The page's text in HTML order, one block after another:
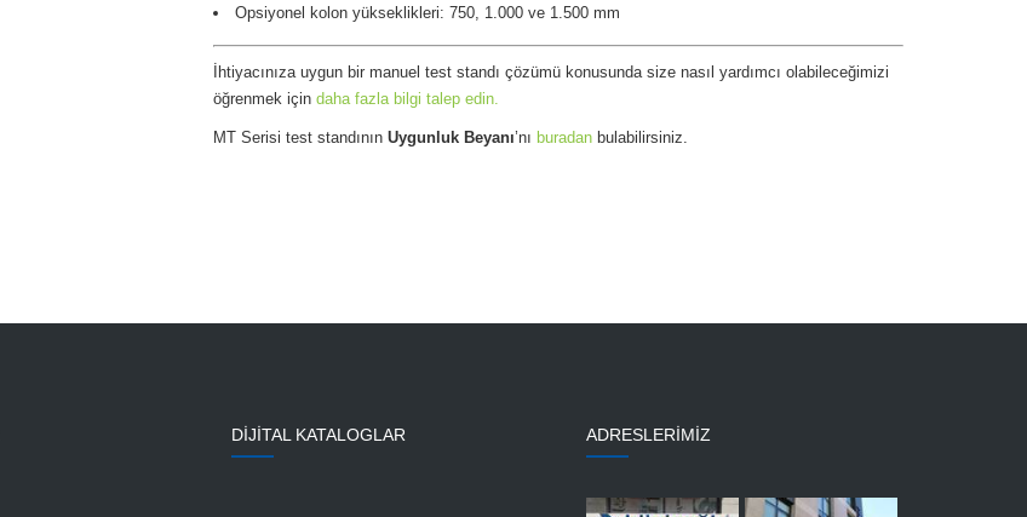
Opsiyonel kolon yükseklikleri: 750, 1.000 ve 1.500 mm
İhtiyacınıza uygun bir manuel test standı çözümü konusunda size nasıl yardımcı olabileceğimizi
öğrenmek için daha fazla bilgi talep edin.
MT Serisi test standının Uygunluk Beyanı’nı buradan bulabilirsiniz.
DİJİTAL KATALOGLAR ADRESLERİMİZ